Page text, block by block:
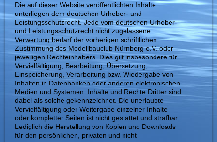
Die auf dieser Website veröffentlichten Inhalte
unterliegen dem deutschen Urheber- und
Leistungsschutzrecht. Jede vom deutschen Urheber-
und Leistungsschutzrecht nicht zugelassene
Verwertung bedarf der vorherigen schriftlichen
Zustimmung des Modellbauclub Nürnberg e.V. oder
jeweiligen Rechteinhabers. Dies gilt insbesondere für
Vervielfältigung, Bearbeitung, Übersetzung,
Einspeicherung, Verarbeitung bzw. Wiedergabe von
Inhalten in Datenbanken oder anderen elektronischen
Medien und Systemen. Inhalte und Rechte Dritter sind
dabei als solche gekennzeichnet. Die unerlaubte
Vervielfältigung oder Weitergabe einzelner Inhalte
oder kompletter Seiten ist nicht gestattet und strafbar.
Lediglich die Herstellung von Kopien und Downloads
für den persönlichen, privaten und nicht